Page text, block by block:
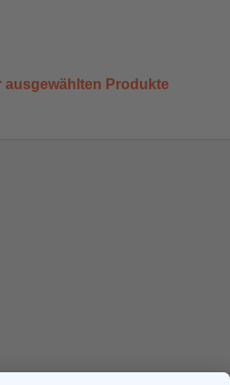
ausgewählten Produkte